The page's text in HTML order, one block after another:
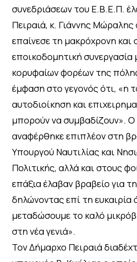
συνεδριάσεων του Ε.Β.Ε.Π.
Πειραιά, κ. Γιάννης Μώραλης
επαίνεσε τη μακρόχρονη και
εποικοδομητική συνεργασία
κορυφαίων φορέων της
έμφαση στο γεγονός ότι, «η
αυτοδιοίκηση και
μπορούν να συμβαδίζουν».
αναφέρθηκε επιπλέον στη
Υπουργού Ναυτιλίας και
Πολιτικής, αλλά και στους
επάξια έλαβαν βραβείο για
δηλώνοντας επί τη ευκαιρία
μεταδώσουμε το καλό
στη νέα γενιά».
Τον Δήμαρχο Πειραιά